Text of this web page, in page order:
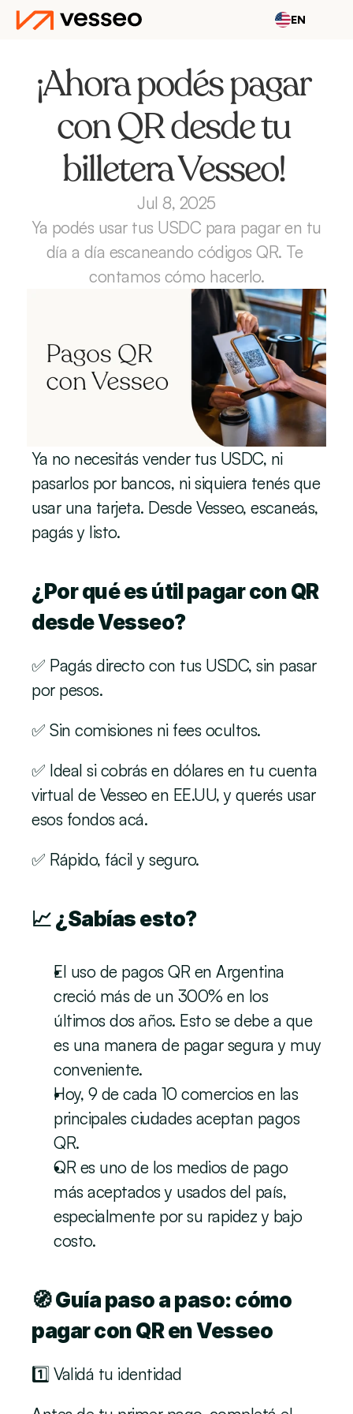
EN
¡Ahora podés pagar
con QR desde tu
billetera Vesseo!
Jul 8, 2025
Ya podés usar tus USDC para pagar en tu
día a día escaneando códigos QR. Te
contamos cómo hacerlo.
Ya no necesitás vender tus USDC, ni
pasarlos por bancos, ni siquiera tenés que
usar una tarjeta. Desde Vesseo, escaneás,
pagás y listo.
¿Por qué es útil pagar con QR
desde Vesseo?
✅ Pagás directo con tus USDC, sin pasar
por pesos.
✅ Sin comisiones ni fees ocultos.
✅ Ideal si cobrás en dólares en tu cuenta
virtual de Vesseo en EE.UU, y querés usar
esos fondos acá.
✅ Rápido, fácil y seguro.
📈 ¿Sabías esto?
El uso de pagos QR en Argentina
creció más de un 300% en los
últimos dos años. Esto se debe a que
es una manera de pagar segura y muy
conveniente.
Hoy, 9 de cada 10 comercios en las
principales ciudades aceptan pagos
QR.
QR es uno de los medios de pago
más aceptados y usados del país,
especialmente por su rapidez y bajo
costo.
🧭 Guía paso a paso: cómo
pagar con QR en Vesseo
1️⃣ Validá tu identidad